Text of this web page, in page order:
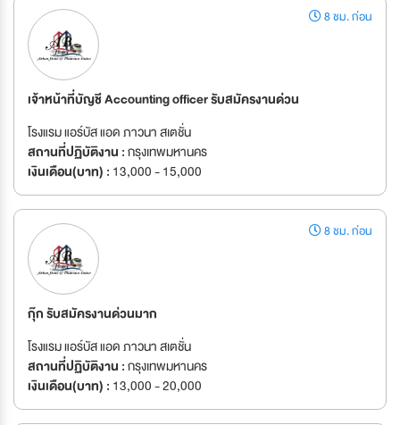
8 ชม. ก่อน
เจ้าหน้าที่บัญชี Accounting officer รับสมัครงานด่วน
โรงแรม แอร์บัส แอด ภาวนา สเตชั่น
สถานที่ปฏิบัติงาน :กรุงเทพมหานคร
เงินเดือน(บาท) : 13,000 - 15,000
8 ชม. ก่อน
กุ๊ก รับสมัครงานด่วนมาก
โรงแรม แอร์บัส แอด ภาวนา สเตชั่น
สถานที่ปฏิบัติงาน :กรุงเทพมหานคร
เงินเดือน(บาท) : 13,000 - 20,000